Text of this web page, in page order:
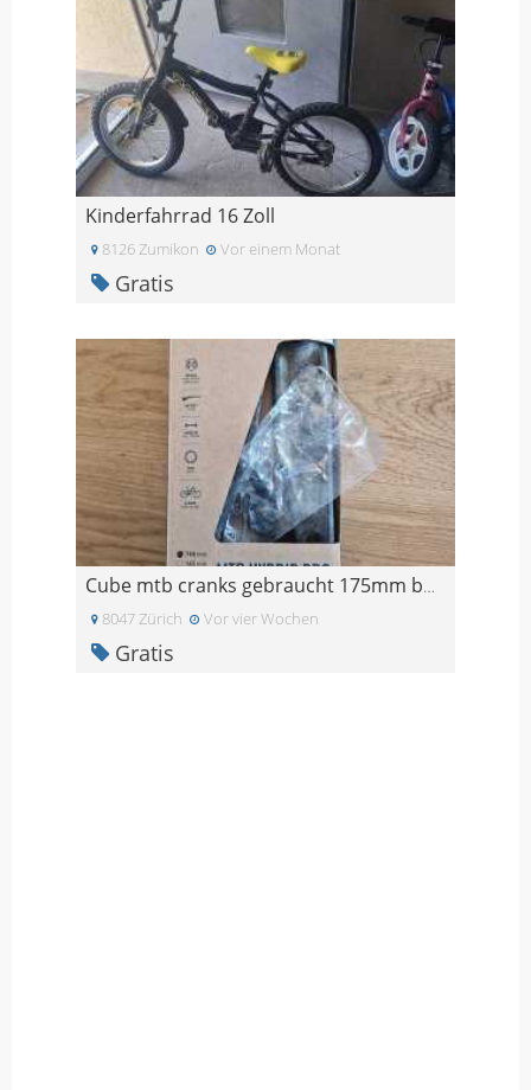
Kinderfahrrad 16 Zoll
8126 Zumikon Vor einem Monat
Gratis
Cube mtb cranks gebraucht 175mm bosch gen4
8047 Zürich Vor vier Wochen
Gratis